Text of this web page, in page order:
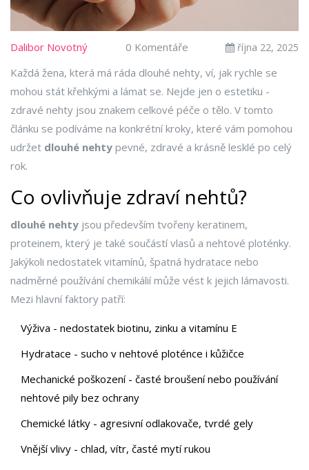
Dalibor Novotný 0 Komentáře října 22, 2025
Každá žena, která má ráda dlouhé nehty, ví, jak rychle se
mohou stát křehkými a lámat se. Nejde jen o estetiku -
zdravé nehty jsou znakem celkové péče o tělo. V tomto
článku se podíváme na konkrétní kroky, které vám pomohou
udržet dlouhé nehty pevné, zdravé a krásně lesklé po celý
rok.
Co ovlivňuje zdraví nehtů?
dlouhé nehty jsou především tvořeny keratinem,
proteinem, který je také součástí vlasů a nehtové ploténky.
Jakýkoli nedostatek vitamínů, špatná hydratace nebo
nadměrné používání chemikálií může vést k jejich lámavosti.
Mezi hlavní faktory patří:
Výživa - nedostatek biotinu, zinku a vitamínu E
Hydratace - sucho v nehtové ploténce i kůžičce
Mechanické poškození - časté broušení nebo používání
nehtové pily bez ochrany
Chemické látky - agresivní odlakovače, tvrdé gely
Vnější vlivy - chlad, vítr, časté mytí rukou